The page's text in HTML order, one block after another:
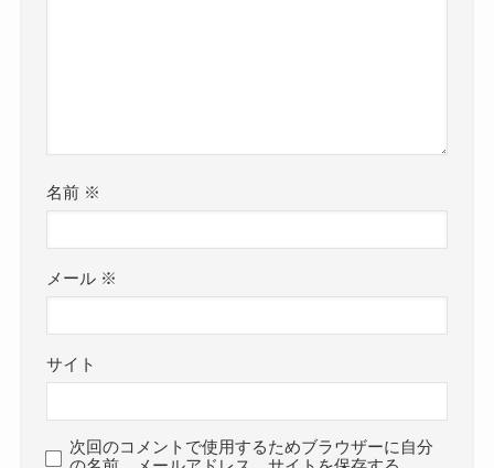
名前 ※
メール ※
サイト
次回のコメントで使用するためブラウザーに自分